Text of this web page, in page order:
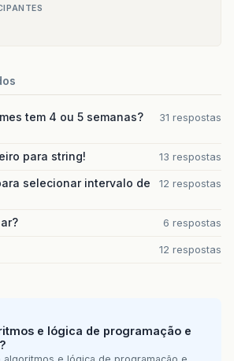
tem 4 ou 5 semanas?
31 respostas
para string! 13 respostas
selecionar intervalo de
12 respostas
6 respostas
12 respostas
e lógica de programação e